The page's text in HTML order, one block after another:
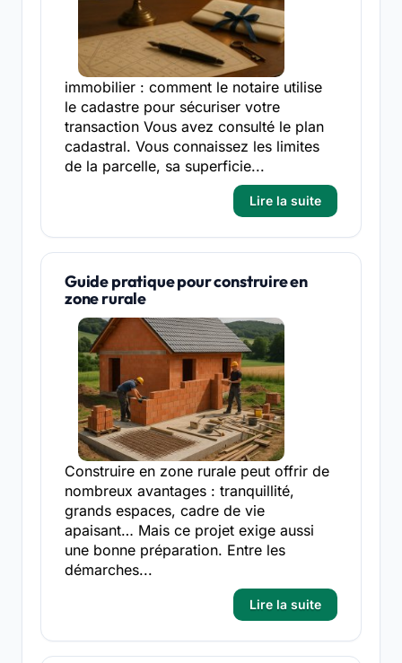
immobilier : comment le notaire utilise
le cadastre pour sécuriser votre
transaction Vous avez consulté le plan
cadastral. Vous connaissez les limites
de la parcelle, sa superficie...
Lire la suite
Guide pratique pour construire en
zone rurale
Construire en zone rurale peut offrir de
nombreux avantages : tranquillité,
grands espaces, cadre de vie
apaisant… Mais ce projet exige aussi
une bonne préparation. Entre les
démarches...
Lire la suite